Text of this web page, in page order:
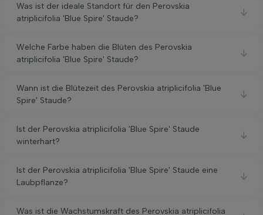
Was ist der ideale Standort für den Perovskia
atriplicifolia 'Blue Spire' Staude?
Welche Farbe haben die Blüten des Perovskia
atriplicifolia 'Blue Spire' Staude?
Wann ist die Blütezeit des Perovskia atriplicifolia 'Blue
Spire' Staude?
Ist der Perovskia atriplicifolia 'Blue Spire' Staude
winterhart?
Ist der Perovskia atriplicifolia 'Blue Spire' Staude eine
Laubpflanze?
Was ist die Wachstumskraft des Perovskia atriplicifolia